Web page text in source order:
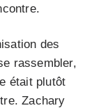
des
rassembler,
était plutôt
Zachary